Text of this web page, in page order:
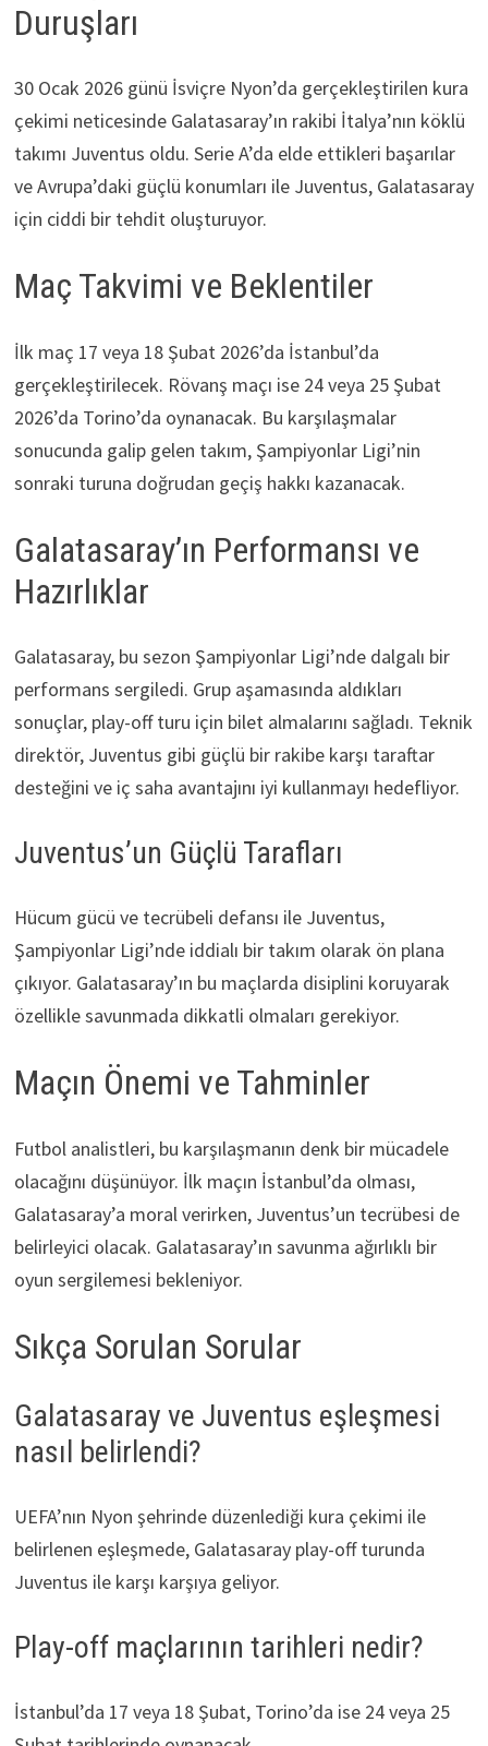
Duruşları
30 Ocak 2026 günü İsviçre Nyon’da gerçekleştirilen kura
çekimi neticesinde Galatasaray’ın rakibi İtalya’nın köklü
takımı Juventus oldu. Serie A’da elde ettikleri başarılar
ve Avrupa’daki güçlü konumları ile Juventus, Galatasaray
için ciddi bir tehdit oluşturuyor.
Maç Takvimi ve Beklentiler
İlk maç 17 veya 18 Şubat 2026’da İstanbul’da
gerçekleştirilecek. Rövanş maçı ise 24 veya 25 Şubat
2026’da Torino’da oynanacak. Bu karşılaşmalar
sonucunda galip gelen takım, Şampiyonlar Ligi’nin
sonraki turuna doğrudan geçiş hakkı kazanacak.
Galatasaray’ın Performansı ve
Hazırlıklar
Galatasaray, bu sezon Şampiyonlar Ligi’nde dalgalı bir
performans sergiledi. Grup aşamasında aldıkları
sonuçlar, play-off turu için bilet almalarını sağladı. Teknik
direktör, Juventus gibi güçlü bir rakibe karşı taraftar
desteğini ve iç saha avantajını iyi kullanmayı hedefliyor.
Juventus’un Güçlü Tarafları
Hücum gücü ve tecrübeli defansı ile Juventus,
Şampiyonlar Ligi’nde iddialı bir takım olarak ön plana
çıkıyor. Galatasaray’ın bu maçlarda disiplini koruyarak
özellikle savunmada dikkatli olmaları gerekiyor.
Maçın Önemi ve Tahminler
Futbol analistleri, bu karşılaşmanın denk bir mücadele
olacağını düşünüyor. İlk maçın İstanbul’da olması,
Galatasaray’a moral verirken, Juventus’un tecrübesi de
belirleyici olacak. Galatasaray’ın savunma ağırlıklı bir
oyun sergilemesi bekleniyor.
Sıkça Sorulan Sorular
Galatasaray ve Juventus eşleşmesi
nasıl belirlendi?
UEFA’nın Nyon şehrinde düzenlediği kura çekimi ile
belirlenen eşleşmede, Galatasaray play-off turunda
Juventus ile karşı karşıya geliyor.
Play-off maçlarının tarihleri nedir?
İstanbul’da 17 veya 18 Şubat, Torino’da ise 24 veya 25